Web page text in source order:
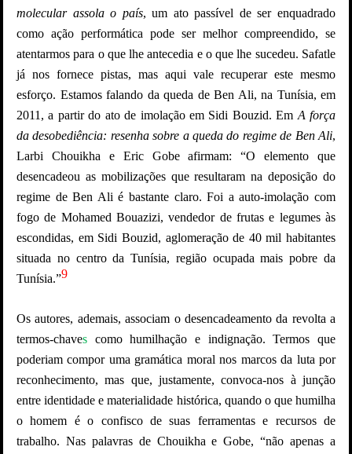
molecular assola o país, um ato passível de ser enquadrado
como ação performática pode ser melhor compreendido, se
atentarmos para o que lhe antecedia e o que lhe sucedeu. Safatle
já nos fornece pistas, mas aqui vale recuperar este mesmo
esforço. Estamos falando da queda de Ben Ali, na Tunísia, em
2011, a partir do ato de imolação em Sidi Bouzid. Em A força
da desobediência: resenha sobre a queda do regime de Ben Ali,
Larbi Chouikha e Eric Gobe afirmam: “O elemento que
desencadeou as mobilizações que resultaram na deposição do
regime de Ben Ali é bastante claro. Foi a auto-imolação com
fogo de Mohamed Bouazizi, vendedor de frutas e legumes às
escondidas, em Sidi Bouzid, aglomeração de 40 mil habitantes
situada no centro da Tunísia, região ocupada mais pobre da
Tunísia.”9
Os autores, ademais, associam o desencadeamento da revolta a
termos-chaves como humilhação e indignação. Termos que
poderiam compor uma gramática moral nos marcos da luta por
reconhecimento, mas que, justamente, convoca-nos à junção
entre identidade e materialidade histórica, quando o que humilha
o homem é o confisco de suas ferramentas e recursos de
trabalho. Nas palavras de Chouikha e Gobe, “não apenas a